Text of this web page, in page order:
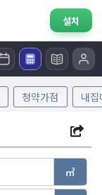
설치
청약가점 내집
㎡